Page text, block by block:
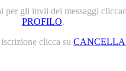
per gli invii dei messaggi
PROFILO.
clicca su